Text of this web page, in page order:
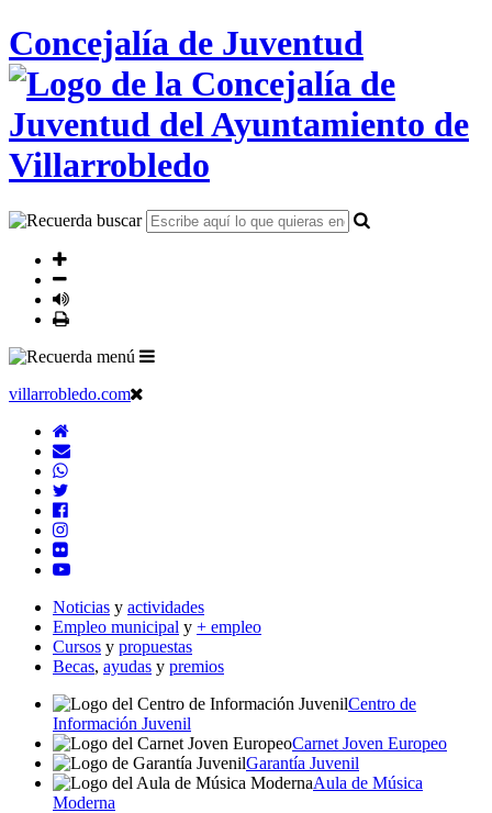
Concejalía de Juventud
villarrobledo.com
Noticias y actividades
Empleo municipal y + empleo
Cursos y propuestas
Becas, ayudas y premios
Centro de
Información Juvenil
Carnet Joven Europeo
Garantía Juvenil
Aula de Música
Moderna